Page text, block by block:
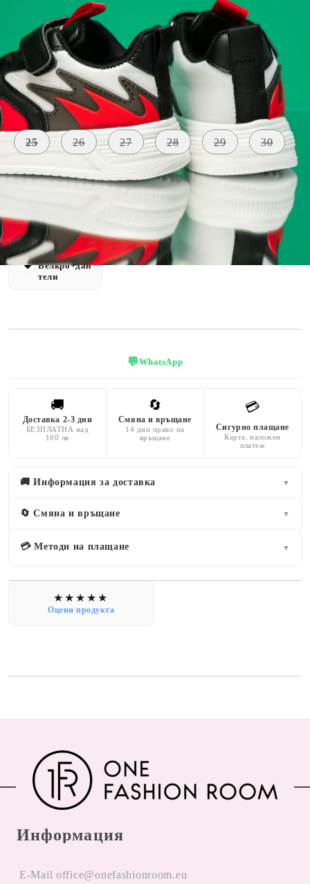
Размер: Ориентировъчни размери
25 26 27 28 29 30
МАТЕРИАЛ
Екологична
ТИП
ЗАТВАРЯНЕ
Велкро+дан
тели
💬WhatsApp
🚚
Доставка 2-3 дни
БЕЗПЛАТНА над
100 лв
🔄
Смяна и връщане
14 дни право на
връщане
💳
Сигурно плащане
Карта, наложен
платеж
🚚 Информация за доставка ▼
🔄 Смяна и връщане ▼
💳 Методи на плащане ▼
Оцени продукта
Информация
E-Mail office@onefashionroom.eu